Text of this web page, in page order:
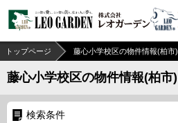
トップページ 藤心小学校区の物件情報(柏市)
藤心小学校区の物件情報(柏市)
検索条件